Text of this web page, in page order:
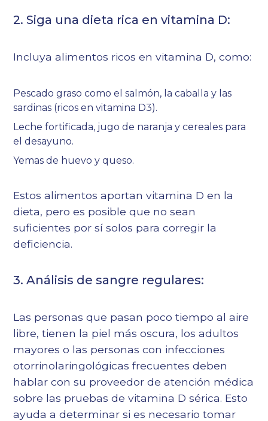
2. Siga una dieta rica en vitamina D:
Incluya alimentos ricos en vitamina D, como:
Pescado graso como el salmón, la caballa y las
sardinas (ricos en vitamina D3).
Leche fortificada, jugo de naranja y cereales para
el desayuno.
Yemas de huevo y queso.
Estos alimentos aportan vitamina D en la
dieta, pero es posible que no sean
suficientes por sí solos para corregir la
deficiencia.
3. Análisis de sangre regulares:
Las personas que pasan poco tiempo al aire
libre, tienen la piel más oscura, los adultos
mayores o las personas con infecciones
otorrinolaringológicas frecuentes deben
hablar con su proveedor de atención médica
sobre las pruebas de vitamina D sérica. Esto
ayuda a determinar si es necesario tomar